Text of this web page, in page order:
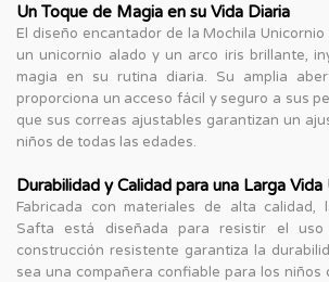
Un Toque de Magia en su Vida Diaria
El diseño encantador de la Mochila
un unicornio alado y un arco iris brillante,
magia en su rutina diaria. Su amplia
proporciona un acceso fácil y seguro a sus
que sus correas ajustables garantizan un
niños de todas las edades.
Durabilidad y Calidad para una Larga Vida
Fabricada con materiales de alta calidad,
Safta está diseñada para resistir el uso
construcción resistente garantiza la
sea una compañera confiable para los niños